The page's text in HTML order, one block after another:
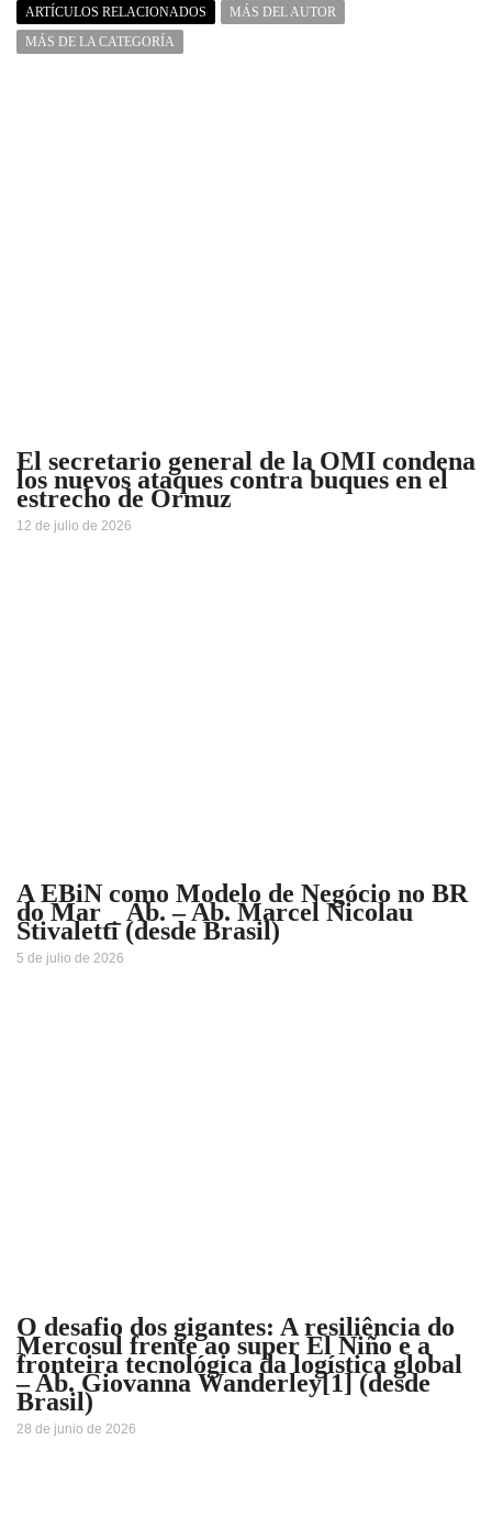
ARTÍCULOS RELACIONADOS
MÁS DEL AUTOR
MÁS DE LA CATEGORÍA
El secretario general de la OMI condena
los nuevos ataques contra buques en el
estrecho de Ormuz
12 de julio de 2026
A EBiN como Modelo de Negócio no BR
do Mar _ Ab. – Ab. Marcel Nicolau
Stivaletti (desde Brasil)
5 de julio de 2026
O desafio dos gigantes: A resiliência do
Mercosul frente ao super El Niño e a
fronteira tecnológica da logística global
– Ab. Giovanna Wanderley[1] (desde
Brasil)
28 de junio de 2026